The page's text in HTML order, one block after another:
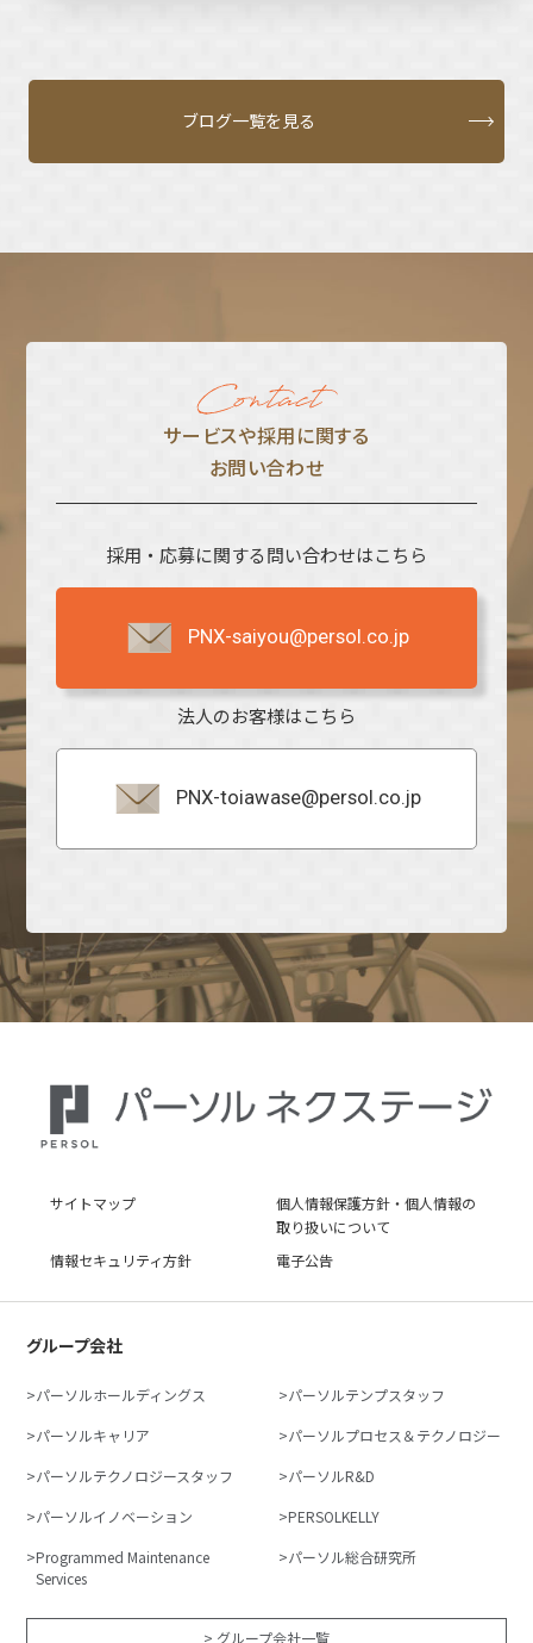
ブログ一覧を見る
サービスや採⽤に関する
お問い合わせ
採用・応募に関する問い合わせはこちら
PNX-saiyou@persol.co.jp
法人のお客様はこちら
PNX-toiawase@persol.co.jp
サイトマップ
個人情報保護方針・個人情報の
取り扱いについて
情報セキュリティ方針
電子公告
グループ会社
パーソルホールディングス
パーソルテンプスタッフ
パーソルキャリア
パーソルプロセス＆テクノロジー
パーソルテクノロジースタッフ
パーソルR&D
パーソルイノベーション
PERSOLKELLY
Programmed Maintenance
Services
パーソル総合研究所
> グループ会社一覧